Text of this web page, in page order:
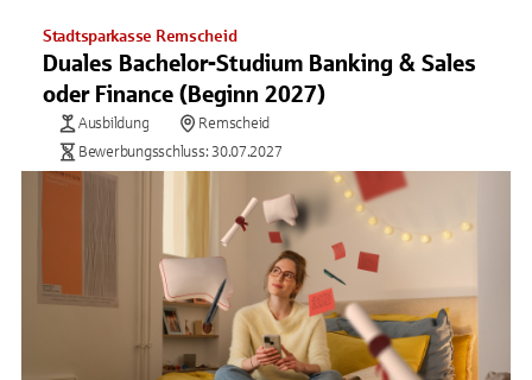
Stadtsparkasse Remscheid
Duales Bachelor-Studium Banking & Sales
oder Finance (Beginn 2027)
Ausbildung
Remscheid
Bewerbungsschluss: 30.07.2027